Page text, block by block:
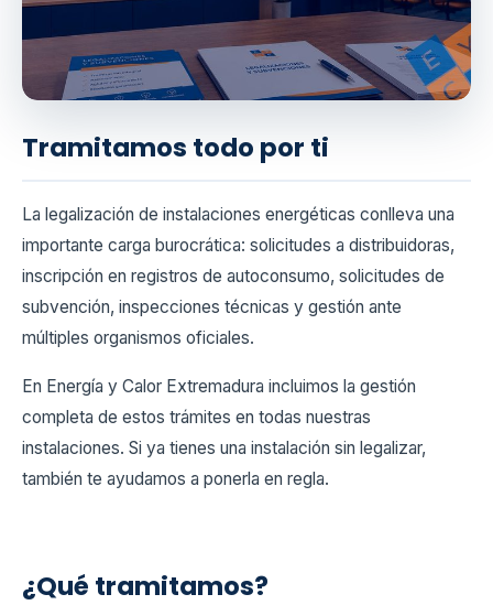
Tramitamos todo por ti
La legalización de instalaciones energéticas conlleva una
importante carga burocrática: solicitudes a distribuidoras,
inscripción en registros de autoconsumo, solicitudes de
subvención, inspecciones técnicas y gestión ante
múltiples organismos oficiales.
En Energía y Calor Extremadura incluimos la gestión
completa de estos trámites en todas nuestras
instalaciones. Si ya tienes una instalación sin legalizar,
también te ayudamos a ponerla en regla.
¿Qué tramitamos?